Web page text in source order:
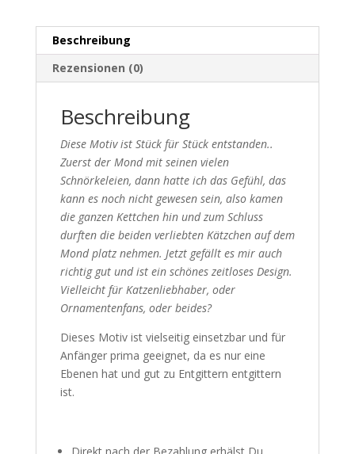
Beschreibung
Rezensionen (0)
Beschreibung
Diese Motiv ist Stück für Stück entstanden..
Zuerst der Mond mit seinen vielen
Schnörkeleien, dann hatte ich das Gefühl, das
kann es noch nicht gewesen sein, also kamen
die ganzen Kettchen hin und zum Schluss
durften die beiden verliebten Kätzchen auf dem
Mond platz nehmen. Jetzt gefällt es mir auch
richtig gut und ist ein schönes zeitloses Design.
Vielleicht für Katzenliebhaber, oder
Ornamentenfans, oder beides?
Dieses Motiv ist vielseitig einsetzbar und für
Anfänger prima geeignet, da es nur eine
Ebenen hat und gut zu Entgittern entgittern
ist.